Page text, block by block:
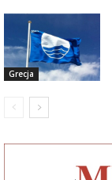
Grecja